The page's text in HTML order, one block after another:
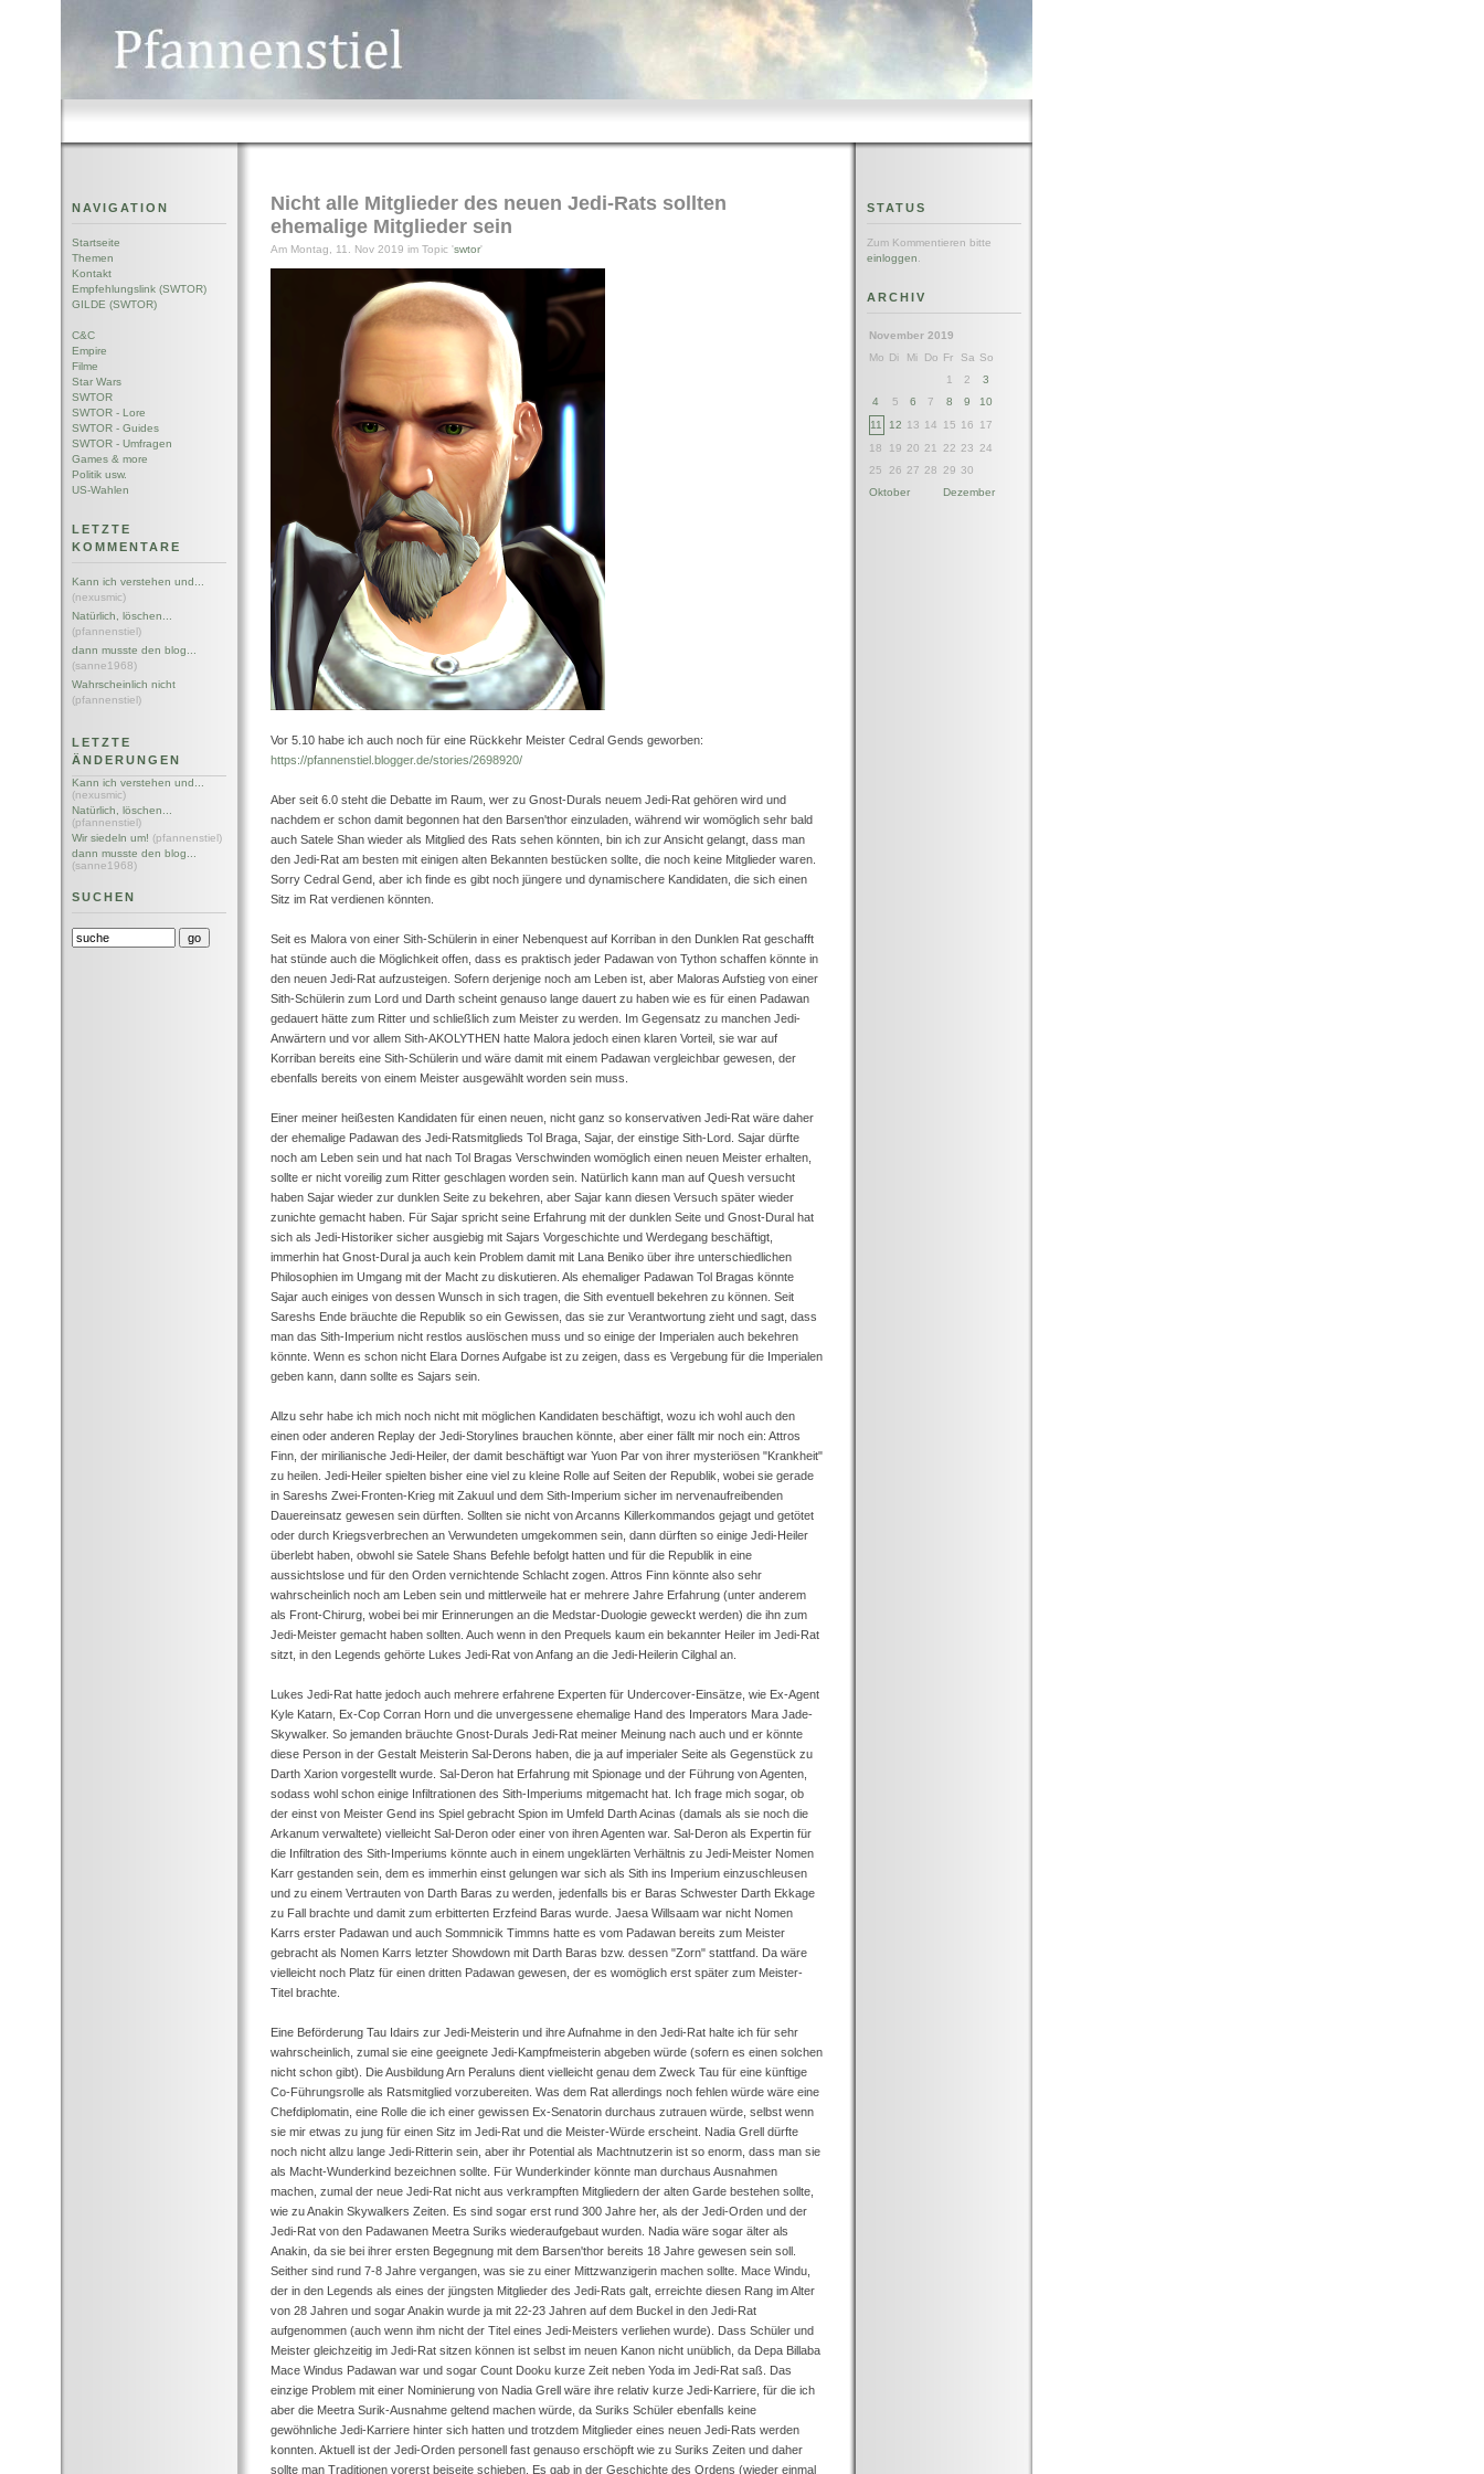
NAVIGATION
Startseite
Themen
Kontakt
Empfehlungslink (SWTOR)
GILDE (SWTOR)
C&C
Empire
Filme
Star Wars
SWTOR
SWTOR - Lore
SWTOR - Guides
SWTOR - Umfragen
Games & more
Politik usw.
US-Wahlen
LETZTE
KOMMENTARE
Kann ich verstehen und...
(nexusmic)
Natürlich, löschen...
(pfannenstiel)
dann musste den blog...
(sanne1968)
Wahrscheinlich nicht
(pfannenstiel)
LETZTE
ÄNDERUNGEN
Kann ich verstehen und...
(nexusmic)
Natürlich, löschen...
(pfannenstiel)
Wir siedeln um! (pfannenstiel)
dann musste den blog...
(sanne1968)
SUCHEN
Nicht alle Mitglieder des neuen Jedi-Rats sollten
ehemalige Mitglieder sein
Am Montag, 11. Nov 2019 im Topic 'swtor'
Vor 5.10 habe ich auch noch für eine Rückkehr Meister Cedral Gends geworben:
https://pfannenstiel.blogger.de/stories/2698920/
Aber seit 6.0 steht die Debatte im Raum, wer zu Gnost-Durals neuem Jedi-Rat gehören wird und
nachdem er schon damit begonnen hat den Barsen'thor einzuladen, während wir womöglich sehr bald
auch Satele Shan wieder als Mitglied des Rats sehen könnten, bin ich zur Ansicht gelangt, dass man
den Jedi-Rat am besten mit einigen alten Bekannten bestücken sollte, die noch keine Mitglieder waren.
Sorry Cedral Gend, aber ich finde es gibt noch jüngere und dynamischere Kandidaten, die sich einen
Sitz im Rat verdienen könnten.
Seit es Malora von einer Sith-Schülerin in einer Nebenquest auf Korriban in den Dunklen Rat geschafft
hat stünde auch die Möglichkeit offen, dass es praktisch jeder Padawan von Tython schaffen könnte in
den neuen Jedi-Rat aufzusteigen. Sofern derjenige noch am Leben ist, aber Maloras Aufstieg von einer
Sith-Schülerin zum Lord und Darth scheint genauso lange dauert zu haben wie es für einen Padawan
gedauert hätte zum Ritter und schließlich zum Meister zu werden. Im Gegensatz zu manchen Jedi-
Anwärtern und vor allem Sith-AKOLYTHEN hatte Malora jedoch einen klaren Vorteil, sie war auf
Korriban bereits eine Sith-Schülerin und wäre damit mit einem Padawan vergleichbar gewesen, der
ebenfalls bereits von einem Meister ausgewählt worden sein muss.
Einer meiner heißesten Kandidaten für einen neuen, nicht ganz so konservativen Jedi-Rat wäre daher
der ehemalige Padawan des Jedi-Ratsmitglieds Tol Braga, Sajar, der einstige Sith-Lord. Sajar dürfte
noch am Leben sein und hat nach Tol Bragas Verschwinden womöglich einen neuen Meister erhalten,
sollte er nicht voreilig zum Ritter geschlagen worden sein. Natürlich kann man auf Quesh versucht
haben Sajar wieder zur dunklen Seite zu bekehren, aber Sajar kann diesen Versuch später wieder
zunichte gemacht haben. Für Sajar spricht seine Erfahrung mit der dunklen Seite und Gnost-Dural hat
sich als Jedi-Historiker sicher ausgiebig mit Sajars Vorgeschichte und Werdegang beschäftigt,
immerhin hat Gnost-Dural ja auch kein Problem damit mit Lana Beniko über ihre unterschiedlichen
Philosophien im Umgang mit der Macht zu diskutieren. Als ehemaliger Padawan Tol Bragas könnte
Sajar auch einiges von dessen Wunsch in sich tragen, die Sith eventuell bekehren zu können. Seit
Sareshs Ende bräuchte die Republik so ein Gewissen, das sie zur Verantwortung zieht und sagt, dass
man das Sith-Imperium nicht restlos auslöschen muss und so einige der Imperialen auch bekehren
könnte. Wenn es schon nicht Elara Dornes Aufgabe ist zu zeigen, dass es Vergebung für die Imperialen
geben kann, dann sollte es Sajars sein.
Allzu sehr habe ich mich noch nicht mit möglichen Kandidaten beschäftigt, wozu ich wohl auch den
einen oder anderen Replay der Jedi-Storylines brauchen könnte, aber einer fällt mir noch ein: Attros
Finn, der mirilianische Jedi-Heiler, der damit beschäftigt war Yuon Par von ihrer mysteriösen "Krankheit"
zu heilen. Jedi-Heiler spielten bisher eine viel zu kleine Rolle auf Seiten der Republik, wobei sie gerade
in Sareshs Zwei-Fronten-Krieg mit Zakuul und dem Sith-Imperium sicher im nervenaufreibenden
Dauereinsatz gewesen sein dürften. Sollten sie nicht von Arcanns Killerkommandos gejagt und getötet
oder durch Kriegsverbrechen an Verwundeten umgekommen sein, dann dürften so einige Jedi-Heiler
überlebt haben, obwohl sie Satele Shans Befehle befolgt hatten und für die Republik in eine
aussichtslose und für den Orden vernichtende Schlacht zogen. Attros Finn könnte also sehr
wahrscheinlich noch am Leben sein und mittlerweile hat er mehrere Jahre Erfahrung (unter anderem
als Front-Chirurg, wobei bei mir Erinnerungen an die Medstar-Duologie geweckt werden) die ihn zum
Jedi-Meister gemacht haben sollten. Auch wenn in den Prequels kaum ein bekannter Heiler im Jedi-Rat
sitzt, in den Legends gehörte Lukes Jedi-Rat von Anfang an die Jedi-Heilerin Cilghal an.
Lukes Jedi-Rat hatte jedoch auch mehrere erfahrene Experten für Undercover-Einsätze, wie Ex-Agent
Kyle Katarn, Ex-Cop Corran Horn und die unvergessene ehemalige Hand des Imperators Mara Jade-
Skywalker. So jemanden bräuchte Gnost-Durals Jedi-Rat meiner Meinung nach auch und er könnte
diese Person in der Gestalt Meisterin Sal-Derons haben, die ja auf imperialer Seite als Gegenstück zu
Darth Xarion vorgestellt wurde. Sal-Deron hat Erfahrung mit Spionage und der Führung von Agenten,
sodass wohl schon einige Infiltrationen des Sith-Imperiums mitgemacht hat. Ich frage mich sogar, ob
der einst von Meister Gend ins Spiel gebracht Spion im Umfeld Darth Acinas (damals als sie noch die
Arkanum verwaltete) vielleicht Sal-Deron oder einer von ihren Agenten war. Sal-Deron als Expertin für
die Infiltration des Sith-Imperiums könnte auch in einem ungeklärten Verhältnis zu Jedi-Meister Nomen
Karr gestanden sein, dem es immerhin einst gelungen war sich als Sith ins Imperium einzuschleusen
und zu einem Vertrauten von Darth Baras zu werden, jedenfalls bis er Baras Schwester Darth Ekkage
zu Fall brachte und damit zum erbitterten Erzfeind Baras wurde. Jaesa Willsaam war nicht Nomen
Karrs erster Padawan und auch Sommnicik Timmns hatte es vom Padawan bereits zum Meister
gebracht als Nomen Karrs letzter Showdown mit Darth Baras bzw. dessen "Zorn" stattfand. Da wäre
vielleicht noch Platz für einen dritten Padawan gewesen, der es womöglich erst später zum Meister-
Titel brachte.
Eine Beförderung Tau Idairs zur Jedi-Meisterin und ihre Aufnahme in den Jedi-Rat halte ich für sehr
wahrscheinlich, zumal sie eine geeignete Jedi-Kampfmeisterin abgeben würde (sofern es einen solchen
nicht schon gibt). Die Ausbildung Arn Peraluns dient vielleicht genau dem Zweck Tau für eine künftige
Co-Führungsrolle als Ratsmitglied vorzubereiten. Was dem Rat allerdings noch fehlen würde wäre eine
Chefdiplomatin, eine Rolle die ich einer gewissen Ex-Senatorin durchaus zutrauen würde, selbst wenn
sie mir etwas zu jung für einen Sitz im Jedi-Rat und die Meister-Würde erscheint. Nadia Grell dürfte
noch nicht allzu lange Jedi-Ritterin sein, aber ihr Potential als Machtnutzerin ist so enorm, dass man sie
als Macht-Wunderkind bezeichnen sollte. Für Wunderkinder könnte man durchaus Ausnahmen
machen, zumal der neue Jedi-Rat nicht aus verkrampften Mitgliedern der alten Garde bestehen sollte,
wie zu Anakin Skywalkers Zeiten. Es sind sogar erst rund 300 Jahre her, als der Jedi-Orden und der
Jedi-Rat von den Padawanen Meetra Suriks wiederaufgebaut wurden. Nadia wäre sogar älter als
Anakin, da sie bei ihrer ersten Begegnung mit dem Barsen'thor bereits 18 Jahre gewesen sein soll.
Seither sind rund 7-8 Jahre vergangen, was sie zu einer Mittzwanzigerin machen sollte. Mace Windu,
der in den Legends als eines der jüngsten Mitglieder des Jedi-Rats galt, erreichte diesen Rang im Alter
von 28 Jahren und sogar Anakin wurde ja mit 22-23 Jahren auf dem Buckel in den Jedi-Rat
aufgenommen (auch wenn ihm nicht der Titel eines Jedi-Meisters verliehen wurde). Dass Schüler und
Meister gleichzeitig im Jedi-Rat sitzen können ist selbst im neuen Kanon nicht unüblich, da Depa Billaba
Mace Windus Padawan war und sogar Count Dooku kurze Zeit neben Yoda im Jedi-Rat saß. Das
einzige Problem mit einer Nominierung von Nadia Grell wäre ihre relativ kurze Jedi-Karriere, für die ich
aber die Meetra Surik-Ausnahme geltend machen würde, da Suriks Schüler ebenfalls keine
gewöhnliche Jedi-Karriere hinter sich hatten und trotzdem Mitglieder eines neuen Jedi-Rats werden
konnten. Aktuell ist der Jedi-Orden personell fast genauso erschöpft wie zu Suriks Zeiten und daher
sollte man Traditionen vorerst beiseite schieben. Es gab in der Geschichte des Ordens (wieder einmal
STATUS
Zum Kommentieren bitte
einloggen
ARCHIV
November 2019
Mo Di Mi Do Fr Sa So
1
2
3
4
5 6 7 8 9
10
11
12 13 14 15 16
17
18
19 20 21 22 23
24
25
26 27 28 29 30
Oktober
Dezember